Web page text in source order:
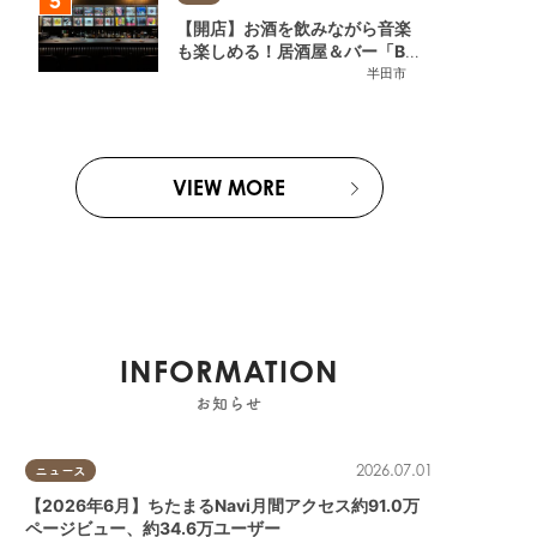
半田市
【開店】お酒を飲みながら音楽
も楽しめる！居酒屋＆バー「BL
OOMY (ブルーミー)」が7/3
VIEW MORE
INFORMATION
お知らせ
ニュース 2026.07.01
【2026年6月】ちたまるNavi月間アクセス約91.0万
ページビュー、約34.6万ユーザー